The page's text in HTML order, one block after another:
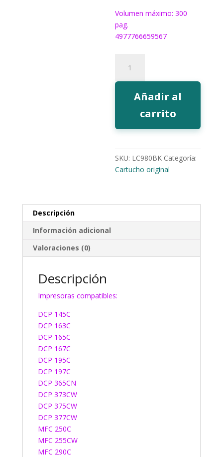
Volumen máximo: 300
pag.
4977766659567
Brother
LC980
Añadir al
carrito
SKU: LC980BK Categoría:
Cartucho original
Descripción
Información adicional
Valoraciones (0)
Descripción
Impresoras compatibles:
DCP 145C
DCP 163C
DCP 165C
DCP 167C
DCP 195C
DCP 197C
DCP 365CN
DCP 373CW
DCP 375CW
DCP 377CW
MFC 250C
MFC 255CW
MFC 290C